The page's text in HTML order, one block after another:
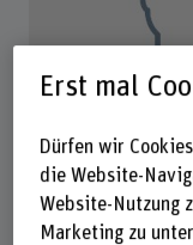
Prof. Dr. Karolina
Co-
Erst mal
Dürfen wir
die Website-
Website-Nutzung
Marketing zu